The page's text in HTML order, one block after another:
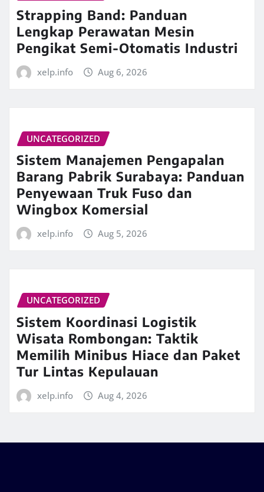
Strapping Band: Panduan
Lengkap Perawatan Mesin
Pengikat Semi-Otomatis Industri
xelp.info Aug 6, 2026
UNCATEGORIZED
Sistem Manajemen Pengapalan
Barang Pabrik Surabaya: Panduan
Penyewaan Truk Fuso dan
Wingbox Komersial
xelp.info Aug 5, 2026
UNCATEGORIZED
Sistem Koordinasi Logistik
Wisata Rombongan: Taktik
Memilih Minibus Hiace dan Paket
Tur Lintas Kepulauan
xelp.info Aug 4, 2026